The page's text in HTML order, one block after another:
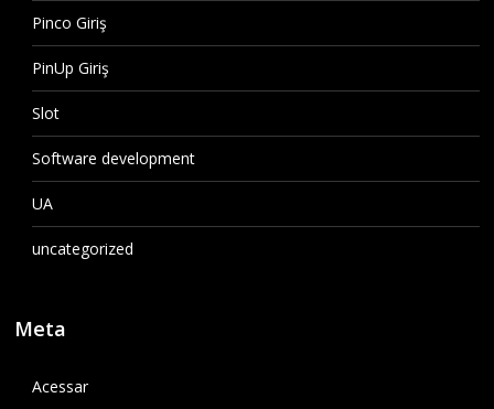
Pinco Giriş
PinUp Giriş
Slot
Software development
UA
uncategorized
Meta
Acessar